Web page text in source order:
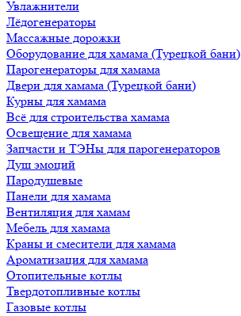
Увлажнители
Лёдогенераторы
Массажные дорожки
Оборудование для хамама (Турецкой бани)
Парогенераторы для хамама
Двери для хамама (Турецкой бани)
Курны для хамама
Всё для строительства хамама
Освещение для хамама
Запчасти и ТЭНы для парогенераторов
Душ эмоций
Пародушевые
Панели для хамама
Вентиляция для хамам
Мебель для хамама
Краны и смесители для хамама
Ароматизация для хамама
Отопительные котлы
Твердотопливные котлы
Газовые котлы